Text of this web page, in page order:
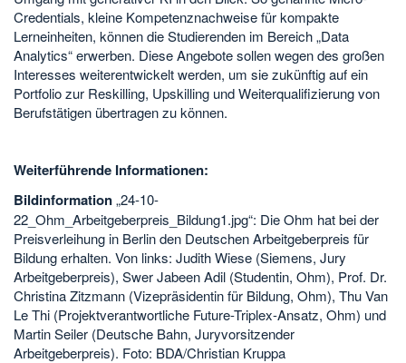
Credentials, kleine Kompetenznachweise für kompakte
Lerneinheiten, können die Studierenden im Bereich „Data
Analytics“ erwerben. Diese Angebote sollen wegen des großen
Interesses weiterentwickelt werden, um sie zukünftig auf ein
Portfolio zur Reskilling, Upskilling und Weiterqualifizierung von
Berufstätigen übertragen zu können.
Weiterführende Informationen:
Bildinformation„24-10-
22_Ohm_Arbeitgeberpreis_Bildung1.jpg“: Die Ohm hat bei der
Preisverleihung in Berlin den Deutschen Arbeitgeberpreis für
Bildung erhalten. Von links: Judith Wiese (Siemens, Jury
Arbeitgeberpreis), Swer Jabeen Adil (Studentin, Ohm), Prof. Dr.
Christina Zitzmann (Vizepräsidentin für Bildung, Ohm), Thu Van
Le Thi (Projektverantwortliche Future-Triplex-Ansatz, Ohm) und
Martin Seiler (Deutsche Bahn, Juryvorsitzender
Arbeitgeberpreis). Foto: BDA/Christian Kruppa